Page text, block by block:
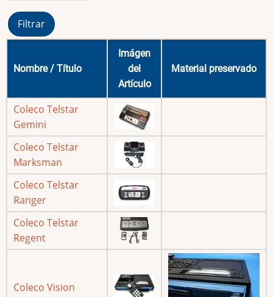
Nombre / Título
Imágen
del
Artículo
Material preservado
Coleco Telstar
Gemini
Coleco Telstar
Marksman
Coleco Telstar
Ranger
Coleco Telstar
Regent
Coleco Vision